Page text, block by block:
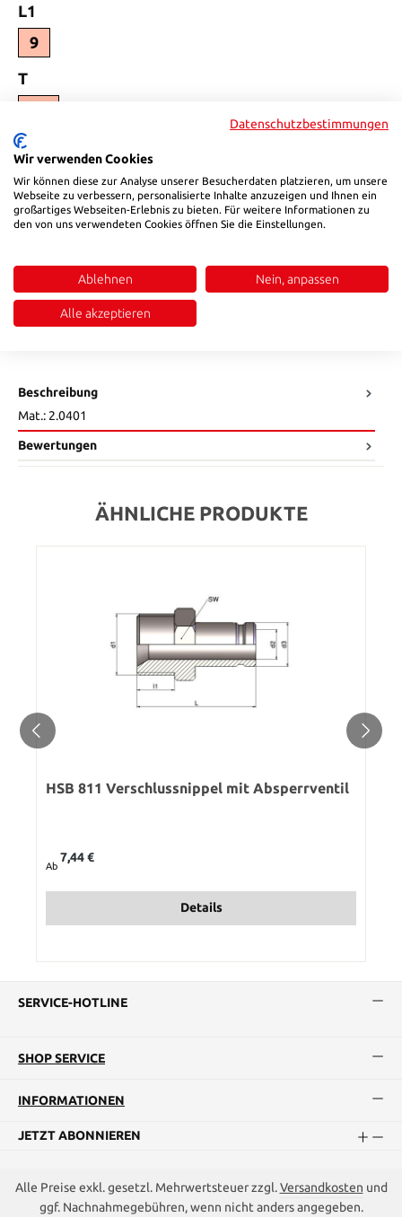
L1
9
Tauswählen
d3
R1/4
l2auswählen
Produkt Anzahl: Gib den gewünschten Wert ein oder benutze die
In den Warenkorb
Beschreibung
Mat.: 2.0401
Bewertungen
ÄHNLICHE PRODUKTE
HSB 811 Verschlussnippel mit Absperrventil
Ab
7,44 €
Details
SERVICE-HOTLINE
SHOP SERVICE
INFORMATIONEN
JETZT ABONNIEREN
Alle Preise exkl. gesetzl. Mehrwertsteuer zzgl.Versandkosten und
ggf. Nachnahmegebühren, wenn nicht anders angegeben.
Datenschutzbestimmungen
Wir verwenden Cookies
Wir können diese zur Analyse unserer Besucherdaten platzieren, um unsere
Webseite zu verbessern, personalisierte Inhalte anzuzeigen und Ihnen ein
großartiges Webseiten-Erlebnis zu bieten. Für weitere Informationen zu
den von uns verwendeten Cookies öffnen Sie die Einstellungen.
Ablehnen Nein, anpassen
Alle akzeptieren